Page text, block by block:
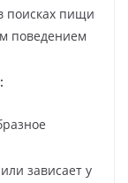
поисках пищи
поведением
зависает у